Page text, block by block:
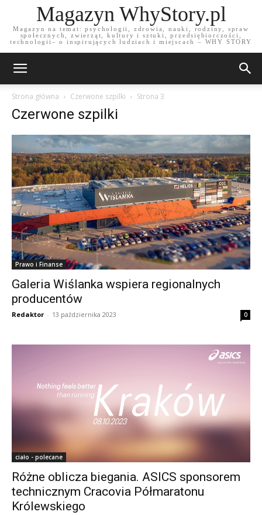
Magazyn WhyStory.pl
Magazyn na temat: psychologii, zdrowia, nauki, rodziny, spraw
społecznych, zwierząt, kultury i sztuki, przedsiębiorczości,
technologii– o inspirujących ludziach i miejscach – WHY STORY
Strona główna Czerwone szpilki Strona 3
Czerwone szpilki
Prawo i Finanse
Galeria Wiślanka wspiera regionalnych
producentów
Redaktor - 13 października 2023 0
ciało - polecane
Różne oblicza biegania. ASICS sponsorem
technicznym Cracovia Półmaratonu
Królewskiego